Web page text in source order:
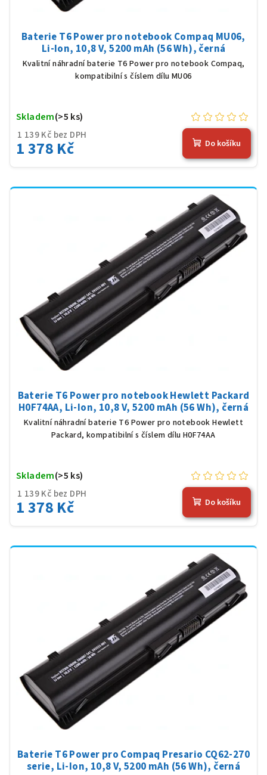
Baterie T6 Power pro notebook Compaq MU06,
Li-Ion, 10,8 V, 5200 mAh (56 Wh), černá
Kvalitní náhradní baterie T6 Power pro notebook Compaq,
kompatibilní s číslem dílu MU06
1 139 Kč bez DPH
1 378 Kč
Skladem(>5 ks)
Do košíku
Baterie T6 Power pro notebook Hewlett Packard
H0F74AA, Li-Ion, 10,8 V, 5200 mAh (56 Wh), černá
Kvalitní náhradní baterie T6 Power pro notebook Hewlett
Packard, kompatibilní s číslem dílu H0F74AA
1 139 Kč bez DPH
1 378 Kč
Skladem(>5 ks)
Do košíku
Baterie T6 Power pro Compaq Presario CQ62-270
serie, Li-Ion, 10,8 V, 5200 mAh (56 Wh), černá